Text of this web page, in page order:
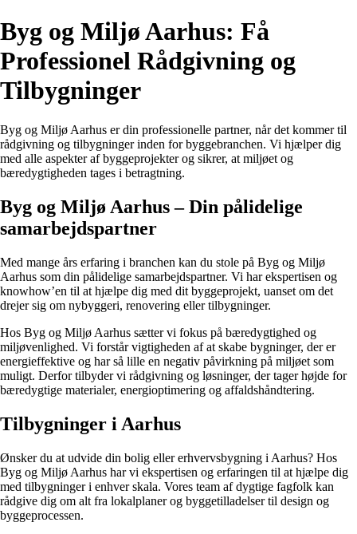
Byg og Miljø Aarhus: Få
Professionel Rådgivning og
Tilbygninger
Byg og Miljø Aarhus er din professionelle partner, når det kommer til
rådgivning og tilbygninger inden for byggebranchen. Vi hjælper dig
med alle aspekter af byggeprojekter og sikrer, at miljøet og
bæredygtigheden tages i betragtning.
Byg og Miljø Aarhus – Din pålidelige
samarbejdspartner
Med mange års erfaring i branchen kan du stole på Byg og Miljø
Aarhus som din pålidelige samarbejdspartner. Vi har ekspertisen og
knowhow’en til at hjælpe dig med dit byggeprojekt, uanset om det
drejer sig om nybyggeri, renovering eller tilbygninger.
Hos Byg og Miljø Aarhus sætter vi fokus på bæredygtighed og
miljøvenlighed. Vi forstår vigtigheden af at skabe bygninger, der er
energieffektive og har så lille en negativ påvirkning på miljøet som
muligt. Derfor tilbyder vi rådgivning og løsninger, der tager højde for
bæredygtige materialer, energioptimering og affaldshåndtering.
Tilbygninger i Aarhus
Ønsker du at udvide din bolig eller erhvervsbygning i Aarhus? Hos
Byg og Miljø Aarhus har vi ekspertisen og erfaringen til at hjælpe dig
med tilbygninger i enhver skala. Vores team af dygtige fagfolk kan
rådgive dig om alt fra lokalplaner og byggetilladelser til design og
byggeprocessen.